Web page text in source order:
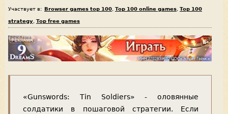
Участвует в: Browser games top 100 Top 100 online games Top 100
strategy Top free games
«Gunswords: Tin Soldiers» - оловянные
солдатики в пошаговой стратегии. Если